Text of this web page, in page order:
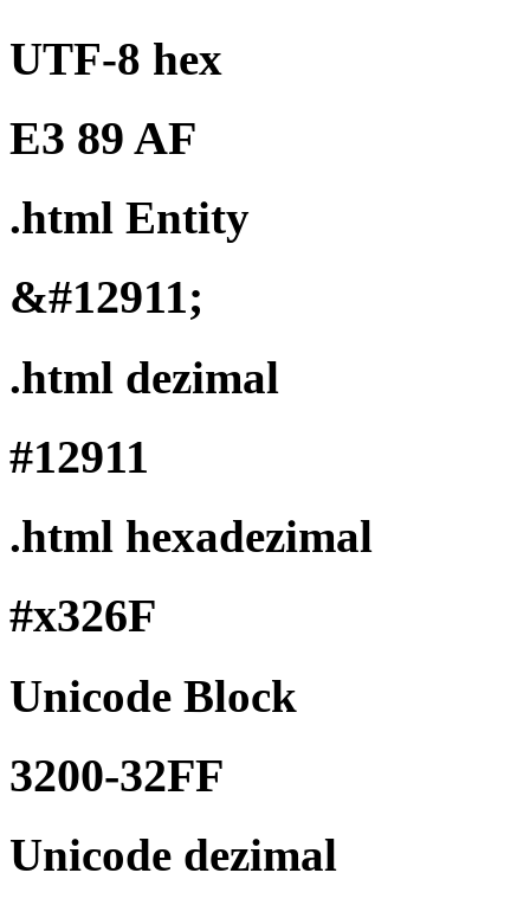
UTF-8 hex
E3 89 AF
.html Entity
&#12911;
.html dezimal
#12911
.html hexadezimal
#x326F
Unicode Block
3200-32FF
Unicode dezimal